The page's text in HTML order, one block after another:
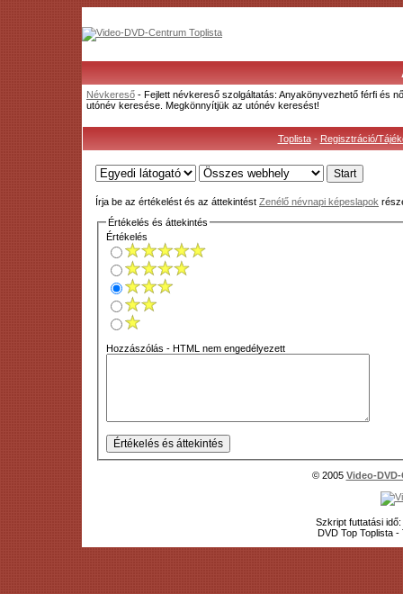
Névkereső - Fejlett névkereső szolgáltatás: Anyakönyvezhető férfi és
utónév keresése. Megkönnyítjük az utónév keresést!
Toplista- Regisztráció/
Írja be az értékelést és az áttekintést Zenélő névnapi képeslapok
Értékelés és áttekintés
Értékelés
Hozzászólás - HTML nem engedélyezett
© 2005 Video-
Szkript futtatási
DVD Top Toplista